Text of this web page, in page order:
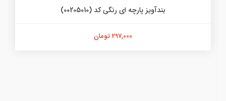
بندآویز پارچه ای رنگی کد (00205010)
297,000 تومان